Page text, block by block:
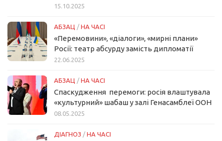
15.10.2025
АБЗАЦ / НА ЧАСІ
«Перемовини», «діалоги», «мирні плани»
Росії: театр абсурду замість дипломатії
22.06.2025
АБЗАЦ / НА ЧАСІ
Спаскудження перемоги: росія влаштувала
«культурний» шабаш у залі Генасамблеї ООН
08.05.2025
ДІАГНОЗ / НА ЧАСІ